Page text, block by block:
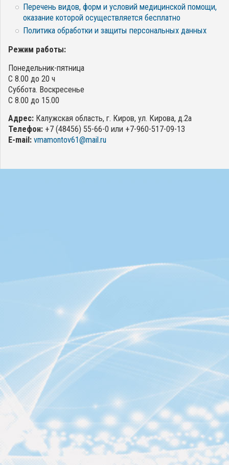
Перечень видов, форм и условий медицинской помощи,
оказание которой осуществляется бесплатно
Политика обработки и защиты персональных данных
Режим работы:
Понедельник-пятница
С 8.00 до 20 ч
Суббота. Воскресенье
С 8.00 до 15.00
Адрес: Калужская область, г. Киров, ул. Кирова, д.2а
Телефон: +7 (48456) 55-66-0 или +7-960-517-09-13
E-mail: vmamontov61@mail.ru